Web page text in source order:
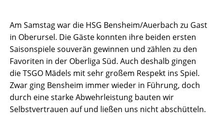
Am Samstag war die HSG Bensheim/Auerbach zu Gast
in Oberursel. Die Gäste konnten ihre beiden ersten
Saisonspiele souverän gewinnen und zählen zu den
Favoriten in der Oberliga Süd. Auch deshalb gingen
die TSGO Mädels mit sehr großem Respekt ins Spiel.
Zwar ging Bensheim immer wieder in Führung, doch
durch eine starke Abwehrleistung bauten wir
Selbstvertrauen auf und ließen uns nicht abschütteln.